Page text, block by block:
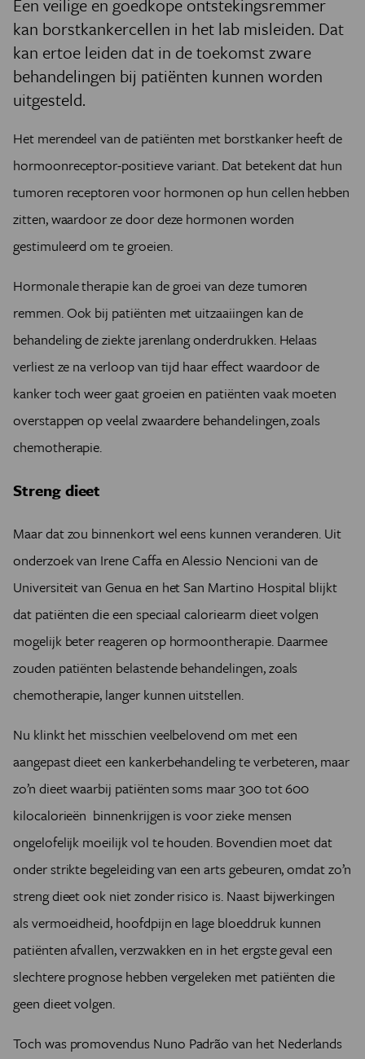
Een veilige en goedkope ontstekingsremmer
kan borstkankercellen in het lab misleiden. Dat
kan ertoe leiden dat in de toekomst zware
behandelingen bij patiënten kunnen worden
uitgesteld.
Het merendeel van de patiënten met borstkanker heeft de
hormoonreceptor-positieve variant. Dat betekent dat hun
tumoren receptoren voor hormonen op hun cellen hebben
zitten, waardoor ze door deze hormonen worden
gestimuleerd om te groeien.
Hormonale therapie kan de groei van deze tumoren
remmen. Ook bij patiënten met uitzaaiingen kan de
behandeling de ziekte jarenlang onderdrukken. Helaas
verliest ze na verloop van tijd haar effect waardoor de
kanker toch weer gaat groeien en patiënten vaak moeten
overstappen op veelal zwaardere behandelingen, zoals
chemotherapie.
Streng dieet
Maar dat zou binnenkort wel eens kunnen veranderen. Uit
onderzoek van Irene Caffa en Alessio Nencioni van de
Universiteit van Genua en het San Martino Hospital blijkt
dat patiënten die een speciaal caloriearm dieet volgen
mogelijk beter reageren op hormoontherapie. Daarmee
zouden patiënten belastende behandelingen, zoals
chemotherapie, langer kunnen uitstellen.
Nu klinkt het misschien veelbelovend om met een
aangepast dieet een kankerbehandeling te verbeteren, maar
zo’n dieet waarbij patiënten soms maar 300 tot 600
kilocalorieën binnenkrijgen is voor zieke mensen
ongelofelijk moeilijk vol te houden. Bovendien moet dat
onder strikte begeleiding van een arts gebeuren, omdat zo’n
streng dieet ook niet zonder risico is. Naast bijwerkingen
als vermoeidheid, hoofdpijn en lage bloeddruk kunnen
patiënten afvallen, verzwakken en in het ergste geval een
slechtere prognose hebben vergeleken met patiënten die
geen dieet volgen.
Toch was promovendus Nuno Padrão van het Nederlands